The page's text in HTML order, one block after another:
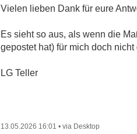
Vielen lieben Dank für eure
Es sieht so aus, als wenn die
gepostet hat) für mich doch
LG Teller
13.05.2026 16:01 •